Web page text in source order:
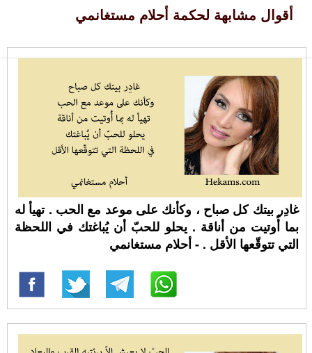
أقوال مشابهة لحكمة أحلام مستغانمي
غادِر بيتك كل صباح ، وكأنك على موعد مع الحب . تهيأ له
بما أُوتيت من أناقة . يحلو للحبّ أن يُباغتك في اللحظة
التي تتوقّعها الأقل . - أحلام مستغانمي